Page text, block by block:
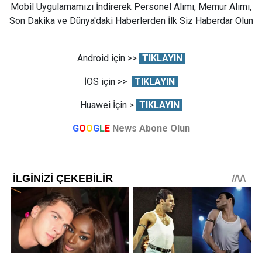
Mobil Uygulamamızı İndirerek Personel Alımı, Memur Alımı,
Son Dakika ve Dünya'daki Haberlerden İlk Siz Haberdar Olun
Android için >> TIKLAYIN
İOS için >> TIKLAYIN
Huawei İçin > TIKLAYIN
GOOGLE News Abone Olun